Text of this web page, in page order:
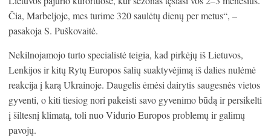
Čia, Marbeljoje, mes turime 320 saulėtų dienų per metus“, –
pasakoja S. Puškovaitė.
Nekilnojamojo turto specialistė teigia, kad pirkėjų iš Lietuvos,
Lenkijos ir kitų Rytų Europos šalių suaktyvėjimą iš dalies nulėmė
reakcija į karą Ukrainoje. Daugelis ėmėsi dairytis saugesnės vietos
gyventi, o kiti tiesiog nori pakeisti savo gyvenimo būdą ir persikelti
į šiltesnį klimatą, toli nuo Vidurio Europos problemų ir galimų
pavojų.